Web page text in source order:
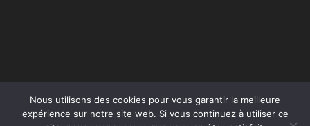
Copyright - WordPress Theme by OceanWP
Nous utilisons des cookies pour vous garantir la meilleure
expérience sur notre site web. Si vous continuez à utiliser ce